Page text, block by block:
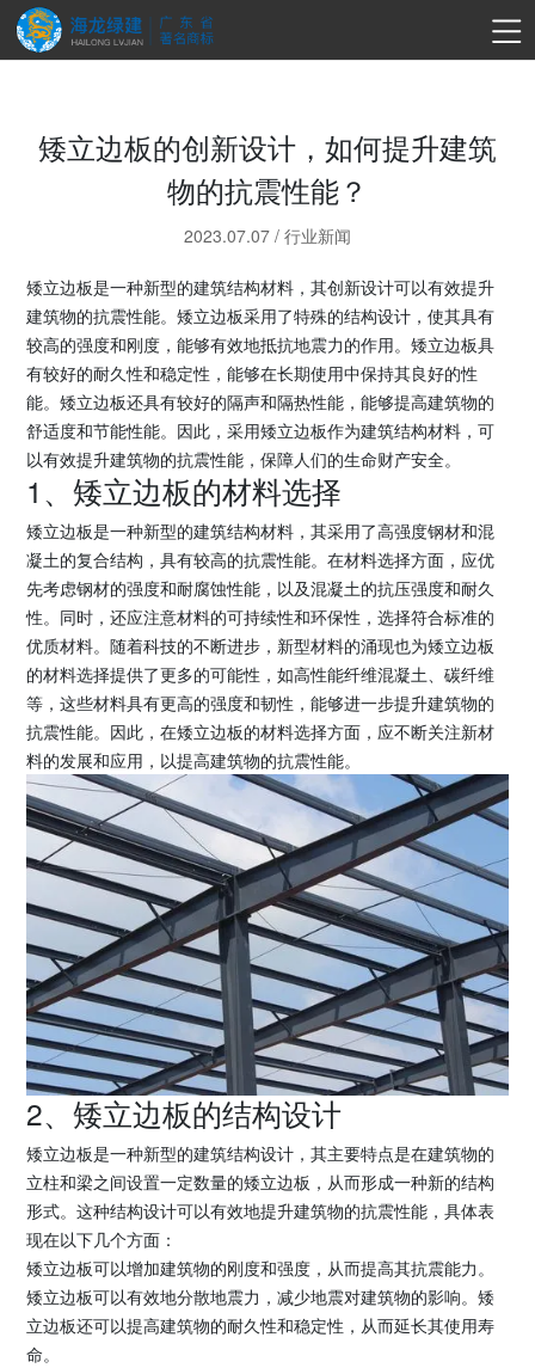
矮立边板的创新设计，如何提升建筑
物的抗震性能？
2023.07.07 / 行业新闻
矮立边板是一种新型的建筑结构材料，其创新设计可以有效提升
建筑物的抗震性能。矮立边板采用了特殊的结构设计，使其具有
较高的强度和刚度，能够有效地抵抗地震力的作用。矮立边板具
有较好的耐久性和稳定性，能够在长期使用中保持其良好的性
能。矮立边板还具有较好的隔声和隔热性能，能够提高建筑物的
舒适度和节能性能。因此，采用矮立边板作为建筑结构材料，可
以有效提升建筑物的抗震性能，保障人们的生命财产安全。
1、矮立边板的材料选择
矮立边板是一种新型的建筑结构材料，其采用了高强度钢材和混
凝土的复合结构，具有较高的抗震性能。在材料选择方面，应优
先考虑钢材的强度和耐腐蚀性能，以及混凝土的抗压强度和耐久
性。同时，还应注意材料的可持续性和环保性，选择符合标准的
优质材料。随着科技的不断进步，新型材料的涌现也为矮立边板
的材料选择提供了更多的可能性，如高性能纤维混凝土、碳纤维
等，这些材料具有更高的强度和韧性，能够进一步提升建筑物的
抗震性能。因此，在矮立边板的材料选择方面，应不断关注新材
料的发展和应用，以提高建筑物的抗震性能。
2、矮立边板的结构设计
矮立边板是一种新型的建筑结构设计，其主要特点是在建筑物的
立柱和梁之间设置一定数量的矮立边板，从而形成一种新的结构
形式。这种结构设计可以有效地提升建筑物的抗震性能，具体表
现在以下几个方面：
矮立边板可以增加建筑物的刚度和强度，从而提高其抗震能力。
矮立边板可以有效地分散地震力，减少地震对建筑物的影响。矮
立边板还可以提高建筑物的耐久性和稳定性，从而延长其使用寿
命。